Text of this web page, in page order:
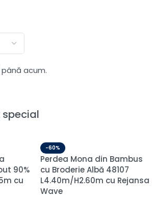
acum.
special
90%
cu
-60%
Perdea Mona din Bambus
cu Broderie Albă 48107
L4.40m/H2.60m cu Rejansa
Wave